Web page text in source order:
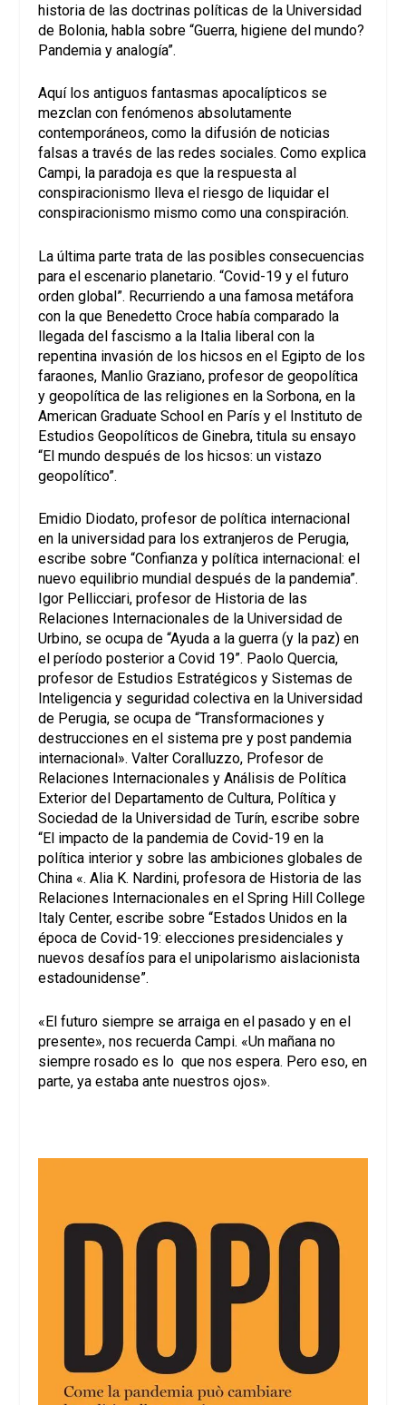
historia de las doctrinas políticas de la Universidad
de Bolonia, habla sobre “Guerra, higiene del mundo?
Pandemia y analogía”.
Aquí los antiguos fantasmas apocalípticos se
mezclan con fenómenos absolutamente
contemporáneos, como la difusión de noticias
falsas a través de las redes sociales. Como explica
Campi, la paradoja es que la respuesta al
conspiracionismo lleva el riesgo de liquidar el
conspiracionismo mismo como una conspiración.
La última parte trata de las posibles consecuencias
para el escenario planetario. “Covid-19 y el futuro
orden global”. Recurriendo a una famosa metáfora
con la que Benedetto Croce había comparado la
llegada del fascismo a la Italia liberal con la
repentina invasión de los hicsos en el Egipto de los
faraones, Manlio Graziano, profesor de geopolítica
y geopolítica de las religiones en la Sorbona, en la
American Graduate School en París y el Instituto de
Estudios Geopolíticos de Ginebra, titula su ensayo
“El mundo después de los hicsos: un vistazo
geopolítico”.
Emidio Diodato, profesor de política internacional
en la universidad para los extranjeros de Perugia,
escribe sobre “Confianza y política internacional: el
nuevo equilibrio mundial después de la pandemia”.
Igor Pellicciari, profesor de Historia de las
Relaciones Internacionales de la Universidad de
Urbino, se ocupa de “Ayuda a la guerra (y la paz) en
el período posterior a Covid 19”. Paolo Quercia,
profesor de Estudios Estratégicos y Sistemas de
Inteligencia y seguridad colectiva en la Universidad
de Perugia, se ocupa de “Transformaciones y
destrucciones en el sistema pre y post pandemia
internacional». Valter Coralluzzo, Profesor de
Relaciones Internacionales y Análisis de Política
Exterior del Departamento de Cultura, Política y
Sociedad de la Universidad de Turín, escribe sobre
“El impacto de la pandemia de Covid-19 en la
política interior y sobre las ambiciones globales de
China «. Alia K. Nardini, profesora de Historia de las
Relaciones Internacionales en el Spring Hill College
Italy Center, escribe sobre “Estados Unidos en la
época de Covid-19: elecciones presidenciales y
nuevos desafíos para el unipolarismo aislacionista
estadounidense”.
«El futuro siempre se arraiga en el pasado y en el
presente», nos recuerda Campi. «Un mañana no
siempre rosado es lo que nos espera. Pero eso, en
parte, ya estaba ante nuestros ojos».